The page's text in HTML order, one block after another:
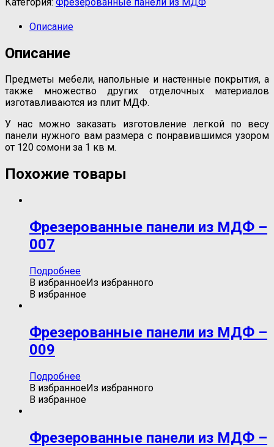
Описание
Описание
Предметы мебели, напольные и настенные покрытия, а
также множество других отделочных материалов
изготавливаются из плит МДФ.
У нас можно заказать изготовление легкой по весу
панели нужного вам размера с понравившимся узором
от 120 сомони за 1 кв м.
Похожие товары
Фрезерованные панели из МДФ –
007
Подробнее
В избранноеИз избранного
В избранное
Фрезерованные панели из МДФ –
009
Подробнее
В избранноеИз избранного
В избранное
Фрезерованные панели из МДФ –